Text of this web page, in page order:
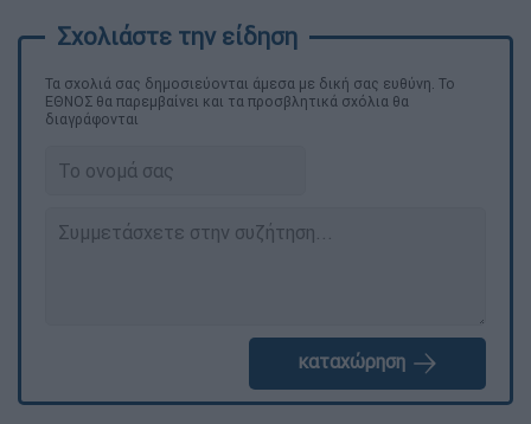
Τα σχολιά σας δημοσιεύονται άμεσα με δική σας ευθύνη. Το
ΕΘΝΟΣ θα παρεμβαίνει και τα προσβλητικά σχόλια θα
διαγράφονται
καταχώρηση